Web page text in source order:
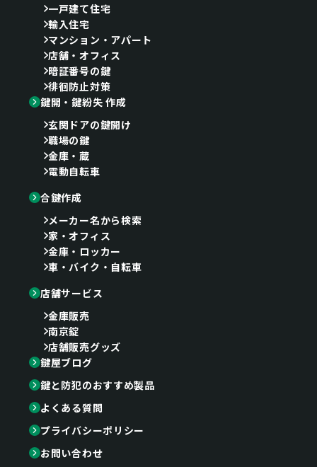
一戸建て住宅
輸入住宅
マンション・アパート
店舗・オフィス
暗証番号の鍵
徘徊防止対策
鍵開・鍵紛失 作成
玄関ドアの鍵開け
職場の鍵
金庫・蔵
電動自転車
合鍵作成
メーカー名から検索
家・オフィス
金庫・ロッカー
車・バイク・自転車
店舗サービス
金庫販売
南京錠
店舗販売グッズ
鍵屋ブログ
鍵と防犯のおすすめ製品
よくある質問
プライバシーポリシー
お問い合わせ